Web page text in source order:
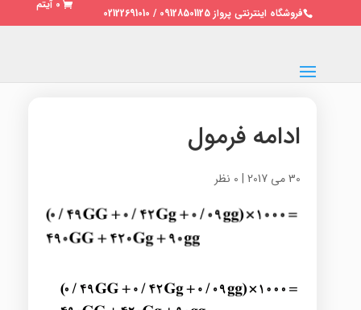
فروشگاه اینترنتی پرواز 09128501125 / 02122691010
0 آیتم
ادامه فرمول
30 می 2017 | 0 نظر